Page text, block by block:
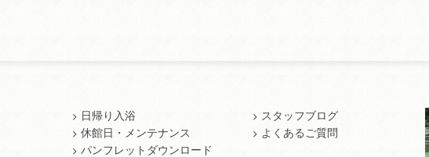
日帰り入浴
休館日・メンテナンス
パンフレットダウンロード
スタッフブログ
よくあるご質問